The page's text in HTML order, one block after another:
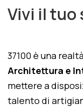
Vivi il tuo
37100 è una
Architettura e
mettere a
talento di